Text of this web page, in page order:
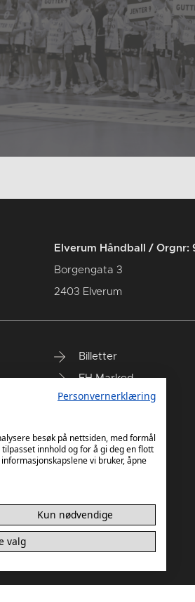
Elverum Håndball / Orgnr:
Borgengata 3
2403 Elverum
Billetter
EH Marked
Terningen Arena
Personvernerklæring
besøk på nettsiden, med formål
innhold og for å gi deg en flott
vi bruker, åpne
Kun nødvendige
valg